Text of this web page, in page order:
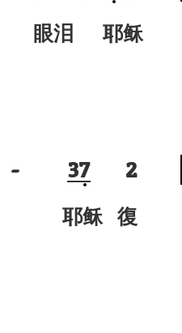
泪 耶稣
- 37 2
稣 復